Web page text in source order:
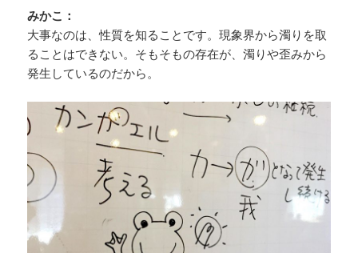
みかこ：
大事なのは、性質を知ることです。現象界から濁りを取
ることはできない。そもそもの存在が、濁りや歪みから
発生しているのだから。